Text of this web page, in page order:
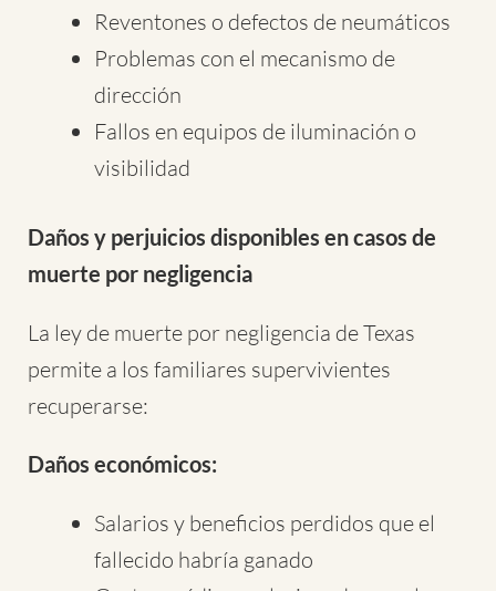
Reventones o defectos de neumáticos
Problemas con el mecanismo de
dirección
Fallos en equipos de iluminación o
visibilidad
Daños y perjuicios disponibles en casos de
muerte por negligencia
La ley de muerte por negligencia de Texas
permite a los familiares supervivientes
recuperarse:
Daños económicos:
Salarios y beneficios perdidos que el
fallecido habría ganado